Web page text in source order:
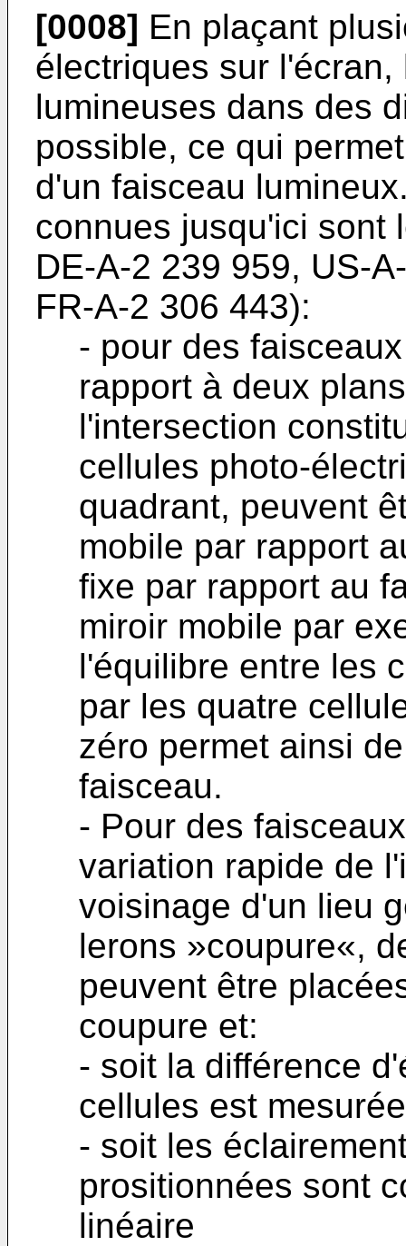
[0008] En plaçant
électriques sur
lumineuses dans des
possible, ce qui
d'un faisceau
connues jusqu'ici sont
DE-A-2 239 959, US-
FR-A-2 306 443):
- pour des
rapport à deux
l'intersection
cellules photo-
quadrant, peuvent
mobile par rapport
fixe par rapport au
miroir mobile par
l'équilibre entre les
par les quatre
zéro permet ainsi
faisceau.
- Pour des
variation rapide de
voisinage d'un lieu
lerons »coupure«,
peuvent être
coupure et:
- soit la différence
cellules est
- soit les
prositionnées sont
linéaire